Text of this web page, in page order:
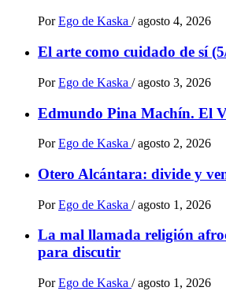
Por Ego de Kaska / agosto 4, 2026
El arte como cuidado de sí
Por Ego de Kaska / agosto 3, 2026
Edmundo Pina Machín. El
Por Ego de Kaska / agosto 2, 2026
Otero Alcántara: divide y
Por Ego de Kaska / agosto 1, 2026
La mal llamada religión
para discutir
Por Ego de Kaska / agosto 1, 2026